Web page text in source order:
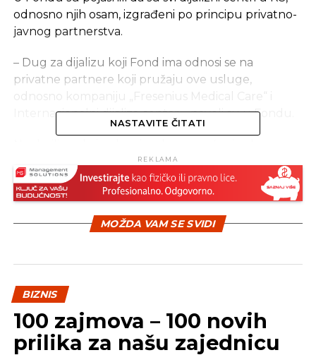
odnosno njih osam, izgrađeni po principu privatno-
javnog partnerstva.
– Dug za dijalizu koji Fond ima odnosi se na
privatne partnere koji pružaju ove usluge,
odnosno kompaniju „Fresenius Medical Care“ i
Internacionalni dijaliza centar – naveli su u Fondu.
nedovoljno ostvarenje prihoda Fonda, koje nije bilo
dovoljno da bi se pokrili svi troškovi osiguranika.
godini nije realizovana inicijativa da se uvedu
REKLAMA
NASTAVITE ČITATI
REKLAMA
MOŽDA VAM SE SVIDI
BIZNIS
100 zajmova – 100 novih
prilika za našu zajednicu